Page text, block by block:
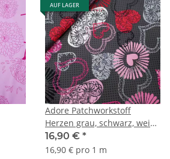
AUF LAGER
Adore Patchworkstoff
Herzen grau, schwarz, weiß,
pink, rosa
16,90 € *
16,90 € pro 1 m